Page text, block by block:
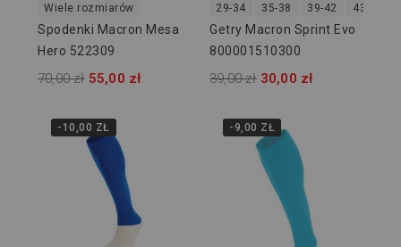
Wiele rozmiarów
Spodenki Macron Mesa
Hero 522309
70,00 zł 55,00 zł
29-34 35-38 39-42 43-46
Getry Macron Sprint Evo
800001510300
39,00 zł 30,00 zł
-10,00 ZŁ -9,00 ZŁ